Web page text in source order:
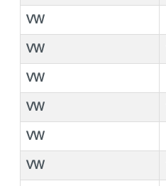
VW
VW
VW
VW
VW
VW